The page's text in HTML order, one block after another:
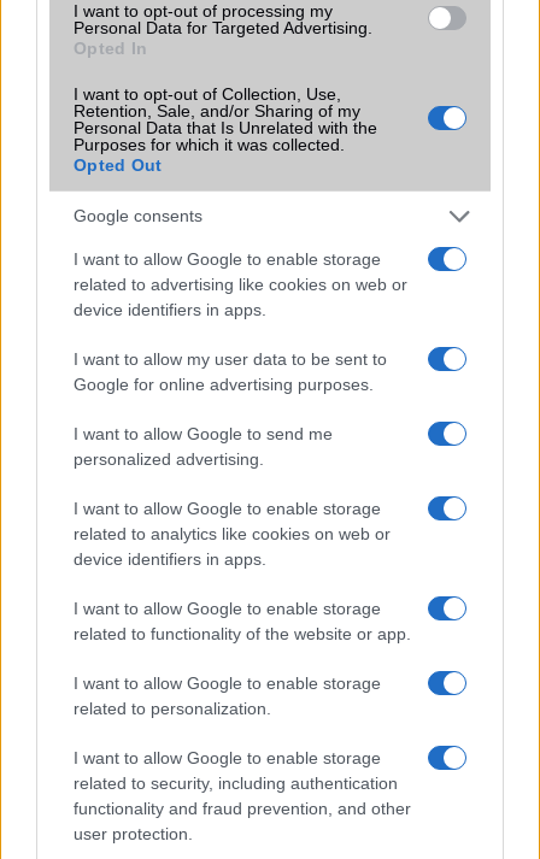
I want to opt-out of processing my
Personal Data for Targeted Advertising.
Opted In
I want to opt-out of Collection, Use,
Retention, Sale, and/or Sharing of my
Personal Data that Is Unrelated with the
Purposes for which it was collected.
Opted Out
Google consents
I want to allow Google to enable storage
related to advertising like cookies on web or
device identifiers in apps.
I want to allow my user data to be sent to
Google for online advertising purposes.
I want to allow Google to send me
personalized advertising.
I want to allow Google to enable storage
related to analytics like cookies on web or
device identifiers in apps.
I want to allow Google to enable storage
related to functionality of the website or app.
I want to allow Google to enable storage
related to personalization.
I want to allow Google to enable storage
related to security, including authentication
functionality and fraud prevention, and other
user protection.
KAPCSOLÓDÓ HÍREK
2016 legjobb márkája a Huawei lett!
A Huawei P20 Pro lett a legjobb
A P30 Pro vitte az idei fotós Oscart
Európában az Android 10 P30 és P30 Prora
Már a Huawei okosórái is kompatibilisek a Strava appal
Az 5.5G teljesen új perspektívába helyezi a telefonálást
További hírek
LEGOLVASOTTABBAK
Számos népszerű Samsung Galaxy készülék kimarad a One
UI 9 frissítésből – itt a lista az érintett modellekről
Apple az új csúcsmobilokról
Az Android rejtett automatizmusai: hat funkció, amely
észrevétlenül könnyíti meg a mindennapokat